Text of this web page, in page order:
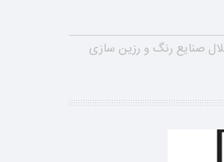
صنایع رنگ و رزین سازی